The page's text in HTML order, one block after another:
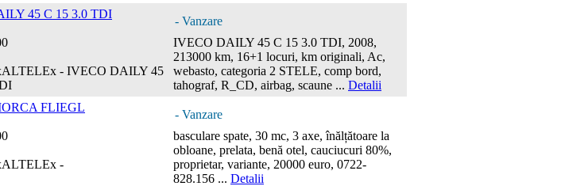
45 C 15 3.0 TDI
- Vanzare
- IVECO DAILY 45
IVECO DAILY 45 C 15 3.0 TDI, 2008,
213000 km, 16+1 locuri, km originali, Ac,
webasto, categoria 2 STELE, comp bord,
tahograf, R_CD, airbag, scaune ... Detalii
FLIEGL
- Vanzare
-
basculare spate, 30 mc, 3 axe, înălțătoare la
obloane, prelata, benă otel, cauciucuri 80%,
proprietar, variante, 20000 euro, 0722-
828.156 ... Detalii